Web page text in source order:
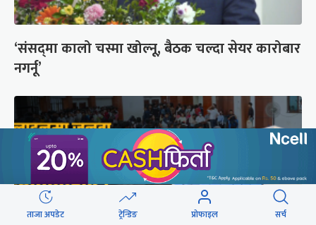
‘संसद्‍मा कालो चस्मा खोल्नू, बैठक चल्दा सेयर कारोबार
नगर्नू’
ताजा अपडेट ट्रेन्डिङ प्रोफाइल सर्च